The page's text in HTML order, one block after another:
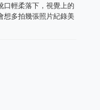
口輕柔落下，視覺上的
想多拍幾張照片紀錄美